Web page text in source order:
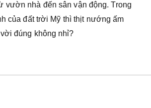
vườn nhà đến sân vận động. Trong
của đất trời Mỹ thì thịt nướng ấm
đúng không nhỉ?